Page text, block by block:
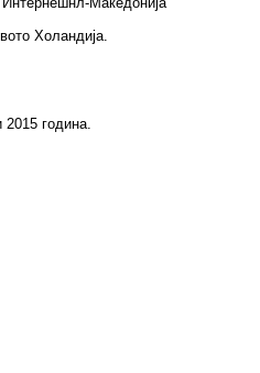
Холандија.
2015 година.